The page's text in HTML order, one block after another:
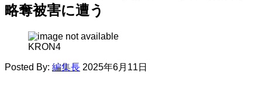
略奪被害に遭う
KRON4
Posted By: 編集長 2025年6月11日